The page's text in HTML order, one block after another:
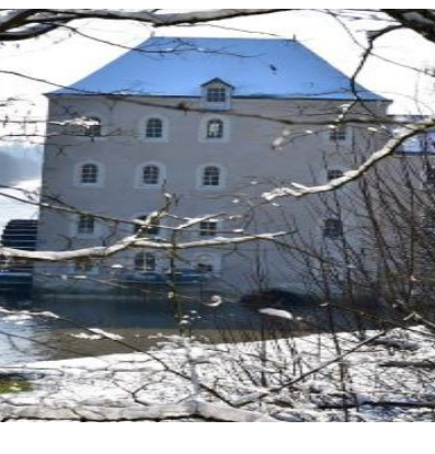
Commissions Commission Finances et